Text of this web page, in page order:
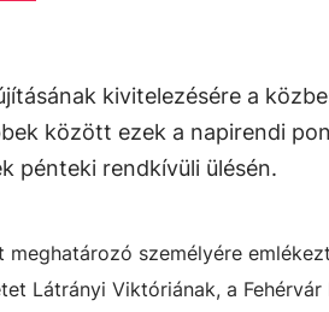
kivitelezésére a
között ezek a napirendi
pénteki rendkívüli ülésén.
személyére
Látrányi Viktóriának, a